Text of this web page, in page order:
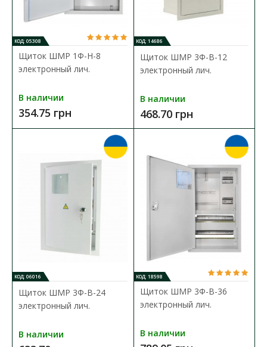
В закладки
Щиток ШМР 1Ф уличный
Доступность: В наличии
Щиток для счетчика (ШМР) - предназначеный для учета и
распределения электроэнергии. Распределительны..
КОД: 05308
Щиток ШМР 1Ф-Н-8
электронный лич.
В наличии
354.75 грн
КОД: 14686
Щиток ШМР 3Ф-В-12
электронный лич.
В наличии
468.70 грн
КОД: 06016
Щиток ШМР 3Ф-В-24
электронный лич.
В наличии
КОД: 18598
Щиток ШМР 3Ф-В-36
электронный лич.
В наличии